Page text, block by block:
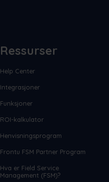
Ressurser
Help Center
Integrasjoner
Funksjoner
ROI-kalkulator
Henvisningsprogram
Frontu FSM Partner Program
Hva er Field Service
Management (FSM)?